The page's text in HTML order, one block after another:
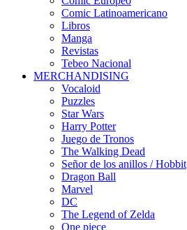
Comic Latinoamericano
Libros
Manga
Revistas
Tebeo Nacional
MERCHANDISING
Vocaloid
Puzzles
Star Wars
Harry Potter
Juego de Tronos
The Walking Dead
Señor de los anillos / Hobbit
Dragon Ball
Marvel
DC
The Legend of Zelda
One piece